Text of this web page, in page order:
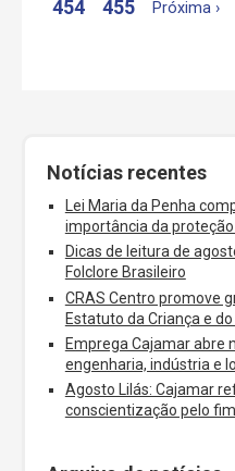
454
455 Próxima ›
Notícias recentes
Lei Maria da Penha
importância da
Dicas de leitura de
Folclore Brasileiro
CRAS Centro promove
Estatuto da Criança e
Emprega Cajamar abre
engenharia, indústria e
Agosto Lilás: Cajamar
conscientização pelo